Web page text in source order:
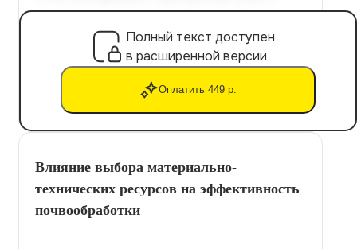
Полный текст доступен
в расширенной версии
Оплатить 449 р.
Влияние выбора материально-
технических ресурсов на эффективность
почвообработки